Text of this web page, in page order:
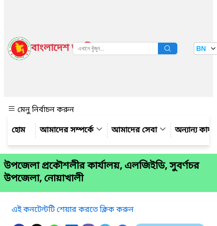
বাংলাদেশ জাতীয় তথ্য বাতায়ন BN
মেনু নির্বাচন করুন
আমাদের সম্পর্কে
আমাদের সেবা অন্যান্য
উপজেলা প্রকৌশলীর কার্যালয়, এলজিইডি, সুবর্ণচর
উপজেলা, নোয়াখালী
এই কনটেন্টটি শেয়ার করতে ক্লিক করুন